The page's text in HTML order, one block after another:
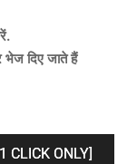
भेज दिए जाते हैं
CLICK ONLY]